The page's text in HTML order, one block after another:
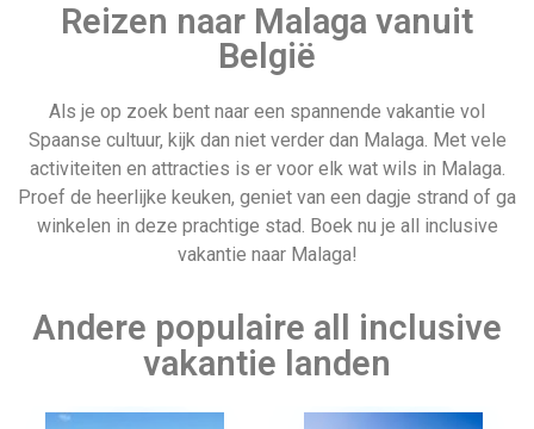
Reizen naar Malaga vanuit
België
Als je op zoek bent naar een spannende vakantie vol
Spaanse cultuur, kijk dan niet verder dan Malaga. Met vele
activiteiten en attracties is er voor elk wat wils in Malaga.
Proef de heerlijke keuken, geniet van een dagje strand of ga
winkelen in deze prachtige stad. Boek nu je all inclusive
vakantie naar Malaga!
Andere populaire all inclusive
vakantie landen